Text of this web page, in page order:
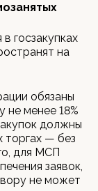
госзакупках
на
обязаны
не менее 18%
должны
торгах — без
для МСП
заявок,
не может